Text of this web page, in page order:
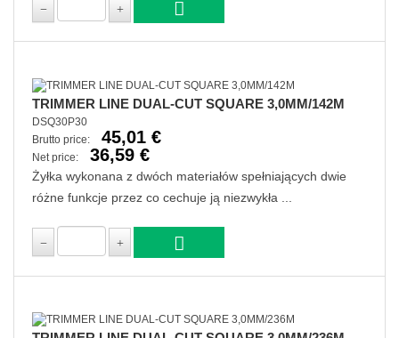
TRIMMER LINE DUAL-CUT SQUARE 3,0MM/142M
DSQ30P30
Brutto price:
45,01 €
Net price: 36,59 €
Żyłka wykonana z dwóch materiałów spełniających dwie
różne funkcje przez co cechuje ją niezwykła ...